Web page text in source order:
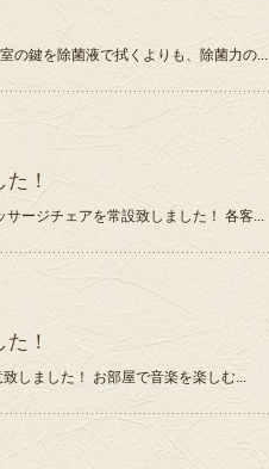
の鍵を除菌液で拭くよりも、除菌力の...
！
ージチェアを常設致しました！ 各客...
！
しました！ お部屋で音楽を楽しむ...